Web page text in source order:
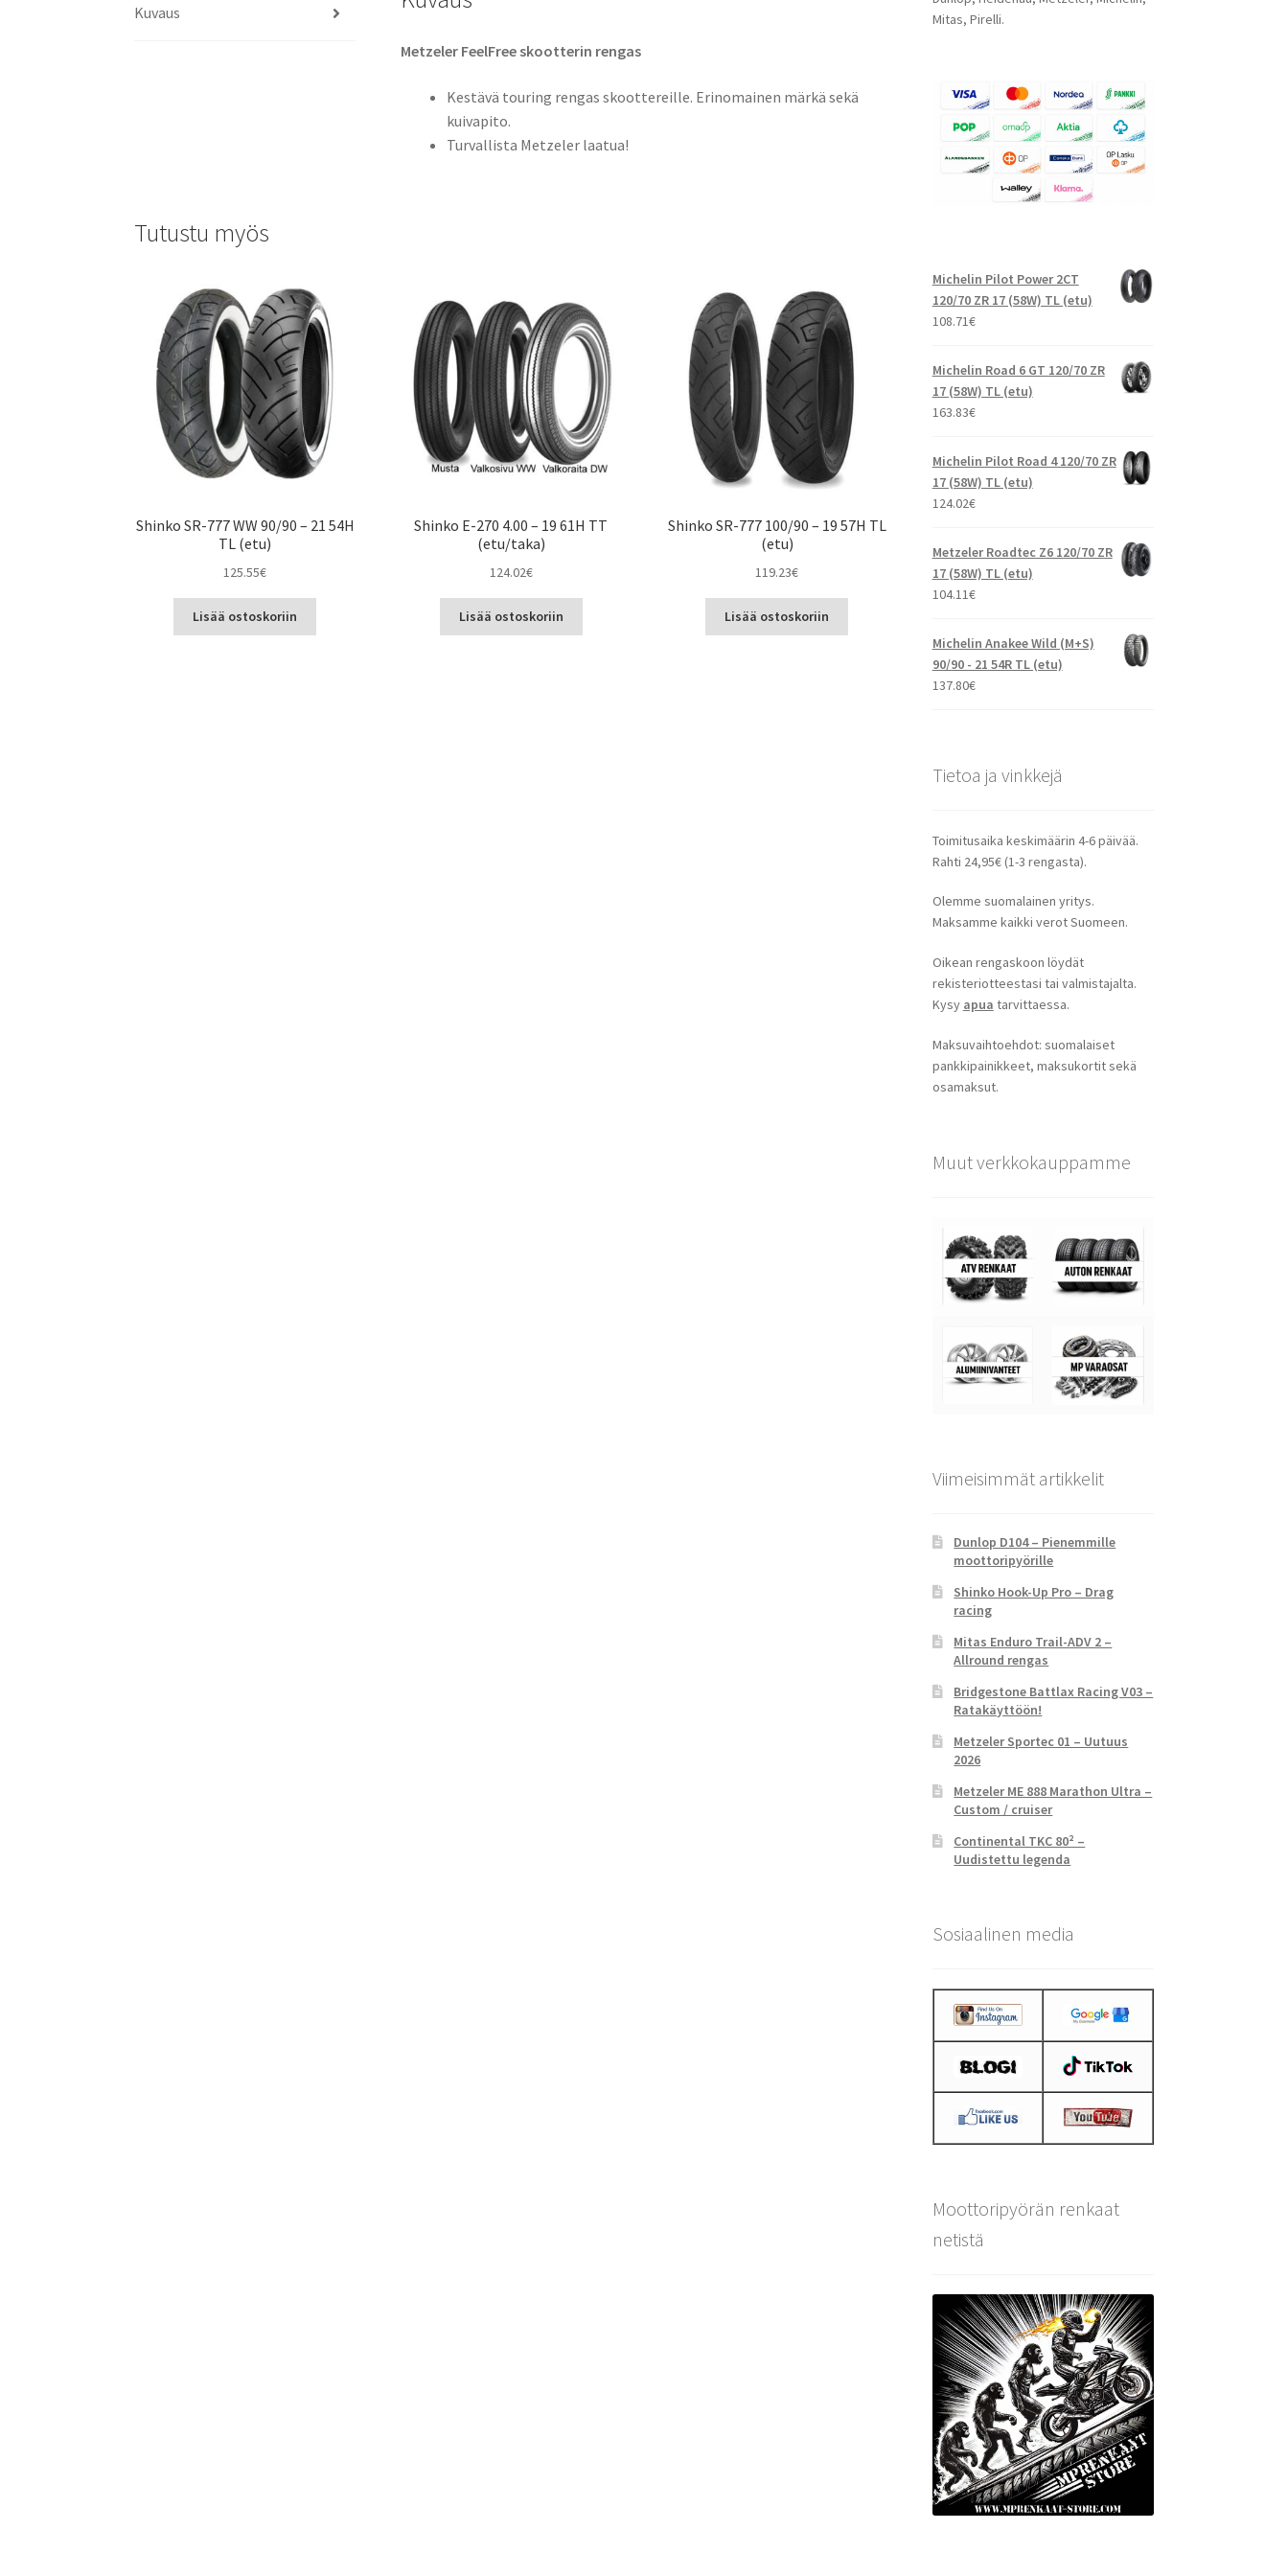
Kuvaus
Metzeler FeelFree skootterin rengas
Kestävä touring rengas skoottereille. Erinomainen märkä sekä
kuivapito.
Turvallista Metzeler laatua!
Tutustu myös
Shinko SR-777 WW 90/90 – 21 54H
TL (etu)
125.55€
Lisää ostoskoriin
Shinko E-270 4.00 – 19 61H TT
(etu/taka)
124.02€
Lisää ostoskoriin
Shinko SR-777 100/90 – 19 57H TL
(etu)
119.23€
Lisää ostoskoriin
Mitas, Pirelli.
Michelin Pilot Power 2CT
120/70 ZR 17 (58W) TL (etu)
108.71€
Michelin Road 6 GT 120/70 ZR
17 (58W) TL (etu)
163.83€
Michelin Pilot Road 4 120/70 ZR
17 (58W) TL (etu)
124.02€
Metzeler Roadtec Z6 120/70 ZR
17 (58W) TL (etu)
104.11€
Michelin Anakee Wild (M+S)
90/90 - 21 54R TL (etu)
137.80€
Tietoa ja vinkkejä
Toimitusaika keskimäärin 4-6 päivää.
Rahti 24,95€ (1-3 rengasta).
Olemme suomalainen yritys.
Maksamme kaikki verot Suomeen.
Oikean rengaskoon löydät
rekisteriotteestasi tai valmistajalta.
Kysy apua tarvittaessa.
Maksuvaihtoehdot: suomalaiset
pankkipainikkeet, maksukortit sekä
osamaksut.
Muut verkkokauppamme
Viimeisimmät artikkelit
Dunlop D104 – Pienemmille
moottoripyörille
Shinko Hook-Up Pro – Drag
racing
Mitas Enduro Trail-ADV 2 –
Allround rengas
Bridgestone Battlax Racing V03 –
Ratakäyttöön!
Metzeler Sportec 01 – Uutuus
2026
Metzeler ME 888 Marathon Ultra –
Custom / cruiser
Continental TKC 80² –
Uudistettu legenda
Sosiaalinen media
Moottoripyörän renkaat
netistä